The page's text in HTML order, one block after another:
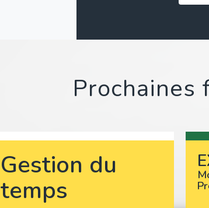
Gestion du
temps